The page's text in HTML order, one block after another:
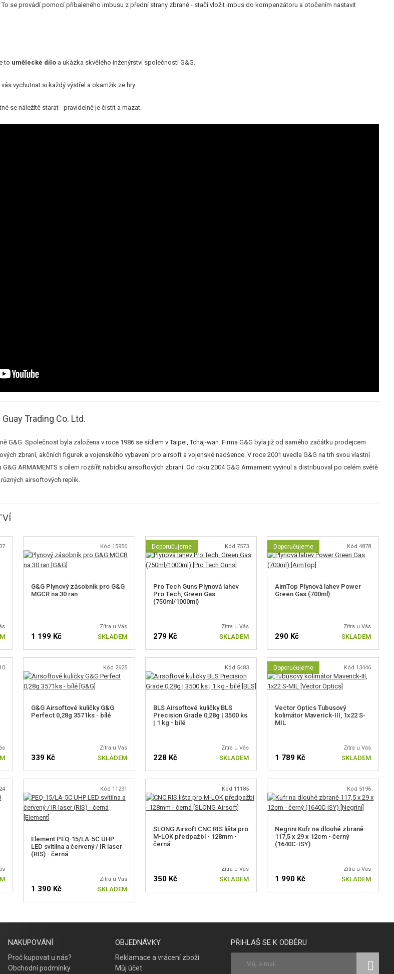
. To se provádí pomocí přibaleného imbusu z přední strany zbraně - stačí vložit imbus do kompenzátoru a otočením nastavit
to umělecké dílo a ukázka skvělého inženýrství společnosti G&G.
vychutnat si každý výstřel a okamžik ze hry.
se náležitě starat - pravidelně je čistit a mazat.
Guay Trading Co. Ltd.
G&G. Společnost byla založena v roce 1986 se sídlem v Taipei, Tchaj-wan. Firma G&G byla již od samého začátku prodejcem
zbraní, akčních figurek a vojenského vybavení pro airsoft a vojenské nadšence. V roce 2001 uvedla G&G na trh svou vlastní
G&G ARMAMENTS s cílem rozšířit nabídku airsoftových zbraní. Od roku 2004 G&G Armament vyvinul a distribuoval po celém světě
airsoftových replik.
Kód 15956
G&G Plynový zásobník pro G&G
MGCR na 30 ran
Zítra u Vás
1 199 Kč SKLADEM
Doporučujeme Kód 7573
Pro Tech Guns Plynová lahev
Pro Tech, Green Gas
(750ml/1000ml)
Zítra u Vás
279 Kč SKLADEM
Doporučujeme Kód 4878
AimTop Plynová lahev Power
Green Gas (700ml)
Zítra u Vás
290 Kč SKLADEM
Kód 2625
G&G Airsoftové kuličky G&G
Perfect 0,28g 3571ks - bílé
Zítra u Vás
339 Kč SKLADEM
Kód 5483
BLS Airsoftové kuličky BLS
Precision Grade 0,28g | 3500 ks
| 1 kg - bílé
Zítra u Vás
228 Kč SKLADEM
Doporučujeme Kód 13446
Vector Optics Tubusový
kolimátor Maverick-III, 1x22 S-
MIL
Zítra u Vás
1 789 Kč SKLADEM
Kód 11291
Element PEQ-15/LA-5C UHP
LED svítilna a červený / IR laser
(RIS) - černá
Zítra u Vás
1 390 Kč SKLADEM
Kód 11185
SLONG Airsoft CNC RIS lišta pro
M-LOK předpažbí - 128mm -
černá
Zítra u Vás
350 Kč SKLADEM
Kód 5196
Negrini Kufr na dlouhé zbraně
117,5 x 29 x 12cm - černý
(1640C-ISY)
Zítra u Vás
1 990 Kč SKLADEM
NAKUPOVÁNÍ
Proč kupovat u nás?
Obchodní podmínky
OBJEDNÁVKY
Reklamace a vrácení zboží
Můj účet
PŘIHLAŠ SE K ODBĚRU